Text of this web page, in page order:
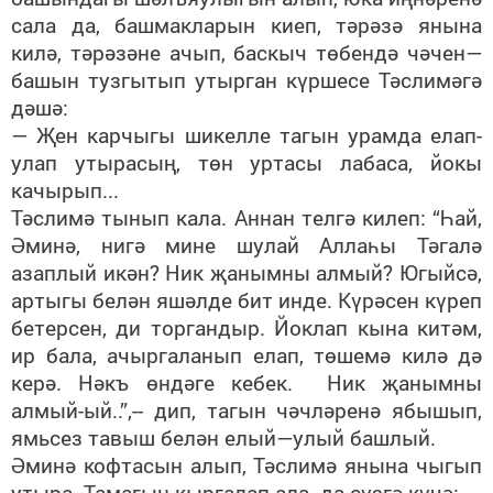
сала да, башмакларын киеп, тәрәзә янына
килә, тәрәзәне ачып, баскыч төбендә чәчен—
башын тузгытып утырган күршесе Тәслимәгә
дәшә:
— Җен карчыгы шикелле тагын урамда елап-
улап утырасың, төн уртасы лабаса, йокы
качырып...
Тәслимә тынып кала. Аннан телгә килеп: “Һай,
Әминә, нигә мине шулай Аллаһы Тәгалә
азаплый икән? Ник җанымны алмый? Югыйсә,
артыгы белән яшәлде бит инде. Күрәсен күреп
бетерсен, ди торгандыр. Йоклап кына китәм,
ир бала, ачыргаланып елап, төшемә килә дә
керә. Нәкъ өндәге кебек. Ник җанымны
алмый-ый..”,-- дип, тагын чәчләренә ябышып,
ямьсез тавыш белән елый—улый башлый.
Әминә кофтасын алып, Тәслимә янына чыгып